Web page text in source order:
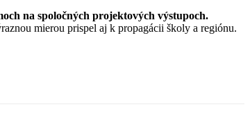
na spoločných projektových výstupoch.
mierou prispel aj k propagácii školy a regiónu.